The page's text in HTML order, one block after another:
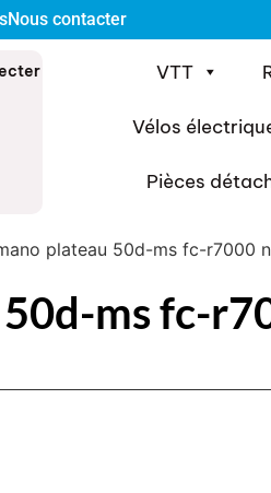
Nous contacter
VTT
Vélos
Pièces
plateau 50d-ms fc-r7000
ms fc-